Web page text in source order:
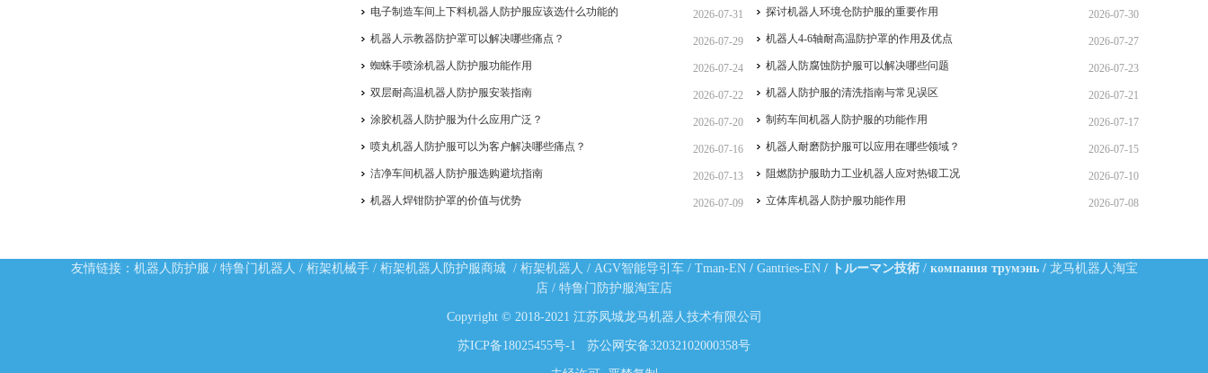
2026-07-31
电子制造车间上下料机器人防护服应该选什么功能的 2026-07-30
探讨机器人环境仓防护服的重要作用
2026-07-29
机器人示教器防护罩可以解决哪些痛点？ 2026-07-27
机器人4-6轴耐高温防护罩的作用及优点
2026-07-24
蜘蛛手喷涂机器人防护服功能作用 2026-07-23
机器人防腐蚀防护服可以解决哪些问题
2026-07-22
双层耐高温机器人防护服安装指南 2026-07-21
机器人防护服的清洗指南与常见误区
2026-07-20
涂胶机器人防护服为什么应用广泛？ 2026-07-17
制药车间机器人防护服的功能作用
2026-07-16
喷丸机器人防护服可以为客户解决哪些痛点？ 2026-07-15
机器人耐磨防护服可以应用在哪些领域？
2026-07-13
洁净车间机器人防护服选购避坑指南 2026-07-10
阻燃防护服助力工业机器人应对热锻工况
2026-07-09
机器人焊钳防护罩的价值与优势 2026-07-08
立体库机器人防护服功能作用
友情链接： 机器人防护服 / 特鲁门机器人 / 桁架机械手/ 桁架机器人防护服商城/ 桁架机器人 / AGV智能导引车/ Tman-EN/ Gantries-EN / トルーマン技術 / компания трумэнь/ 龙马机器人淘宝
店 / 特鲁门防护服淘宝店
Copyright © 2018-2021 江苏凤城龙马机器人技术有限公司
苏ICP备18025455号-1 苏公网安备32032102000358号